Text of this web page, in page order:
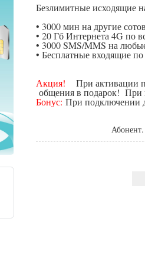
Безлимитные исходящие
• 3000 мин на другие
• 20 Гб Интернета 4G по
• 3000 SMS/MMS на
• Бесплатные входящие
Акция! При активации
общения в подарок! При
Бонус: При подключении